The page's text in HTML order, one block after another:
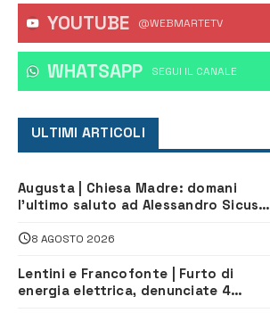
YOUTUBE @WEBMARTETV
WHATSAPP ‎SEGUI IL CANALE
ULTIMI ARTICOLI
Augusta | Chiesa Madre: domani
l’ultimo saluto ad Alessandro Sicuso,
8 AGOSTO 2026
Lentini e Francofonte | Furto di
energia elettrica, denunciate 4